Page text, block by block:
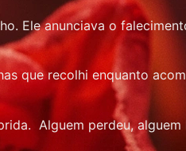
Ele anunciava o
que recolhi enquanto
Alguem perdeu, alguem